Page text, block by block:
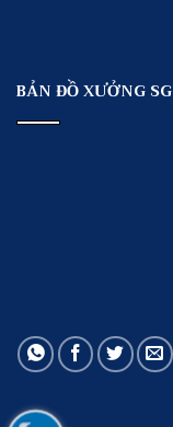
BẢN ĐỒ XƯỞNG SG